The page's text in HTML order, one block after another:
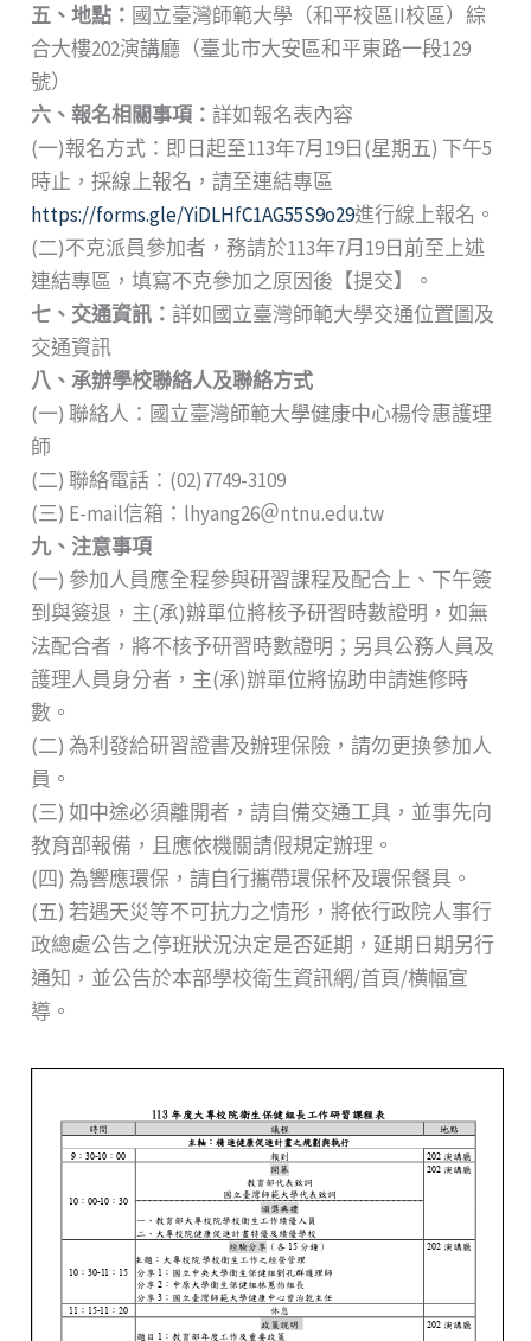
五、地點： 國立臺灣師範大學（和平校區II校區）綜
合大樓202演講廳（臺北市大安區和平東路一段129
號）
六、報名相關事項： 詳如報名表內容
(一)報名方式：即日起至113年7月19日(星期五) 下午5
時止，採線上報名，請至連結專區
https://forms.gle/YiDLHfC1AG55S9o29進行線上報名。
(二)不克派員參加者，務請於113年7月19日前至上述
連結專區，填寫不克參加之原因後【提交】。
七、交通資訊： 詳如國立臺灣師範大學交通位置圖及
交通資訊
八、承辦學校聯絡人及聯絡方式
(一) 聯絡人：國立臺灣師範大學健康中心楊伶惠護理
師
(二) 聯絡電話：(02)7749-3109
(三) E-mail信箱：lhyang26＠ntnu.edu.tw
九、注意事項
(一) 參加人員應全程參與研習課程及配合上、下午簽
到與簽退，主(承)辦單位將核予研習時數證明，如無
法配合者，將不核予研習時數證明；另具公務人員及
護理人員身分者，主(承)辦單位將協助申請進修時
數。
(二) 為利發給研習證書及辦理保險，請勿更換參加人
員。
(三) 如中途必須離開者，請自備交通工具，並事先向
教育部報備，且應依機關請假規定辦理。
(四) 為響應環保，請自行攜帶環保杯及環保餐具。
(五) 若遇天災等不可抗力之情形，將依行政院人事行
政總處公告之停班狀況決定是否延期，延期日期另行
通知，並公告於本部學校衛生資訊網/首頁/横幅宣
導。